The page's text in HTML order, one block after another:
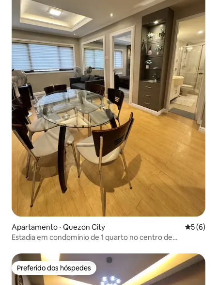
Apartamento ⋅ Quezon City 5 de
5 (6)
Estadia em condomínio de 1 quarto no centro de
Preferido dos hóspedes
Preferido dos hóspedes